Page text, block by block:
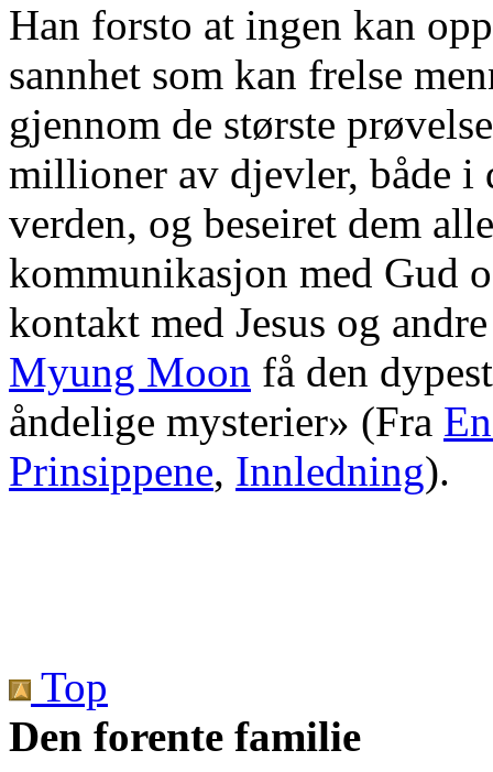
Han forsto at ingen kan
sannhet som kan frelse
gjennom de største
millioner av djevler, både i
verden, og beseiret dem
kommunikasjon med Gud
kontakt med Jesus og
Myung Moon få den
åndelige mysterier» (Fra
Prinsippene, Innledning).
Top
Den forente familie